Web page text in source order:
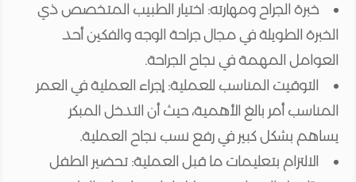
خبرة الجراح ومهارته: اختيار الطبيب المتخصص ذي
الخبرة الطويلة في مجال جراحة الوجه والفكين أحد
العوامل المهمة في نجاح الجراحة.
التوقيت المناسب للعملية: إجراء العملية في العمر
المناسب أمر بالغ الأهمية، حيث أن التدخل المبكر
يساهم بشكل كبير في رفع نسب نجاح العملية.
الالتزام بتعليمات ما قبل العملية: تحضير الطفل